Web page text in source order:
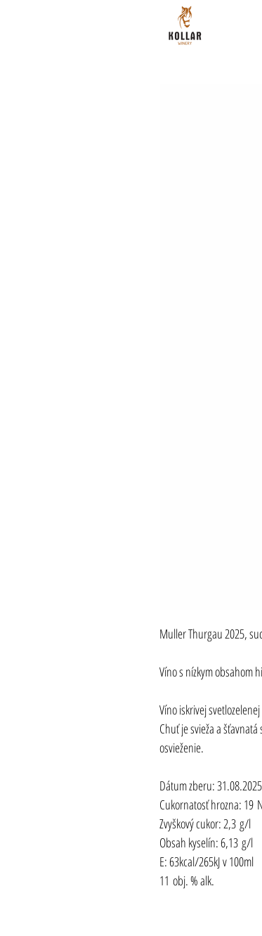
Muller Thurgau 2025,
Víno s nízkym obsahom
Víno iskrivej
Chuť je svieža a
osvieženie.
Dátum zberu: 31.08.2025
Cukornatosť hrozna: 19
Zvyškový cukor: 2,3 g/l
Obsah kyselín: 6,13 g/l
E: 63kcal/265kJ v 100ml
11 obj. % alk.